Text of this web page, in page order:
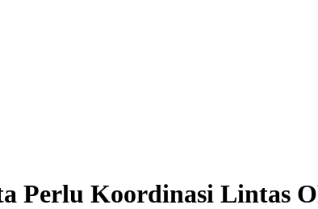
Perlu Koordinasi Lintas